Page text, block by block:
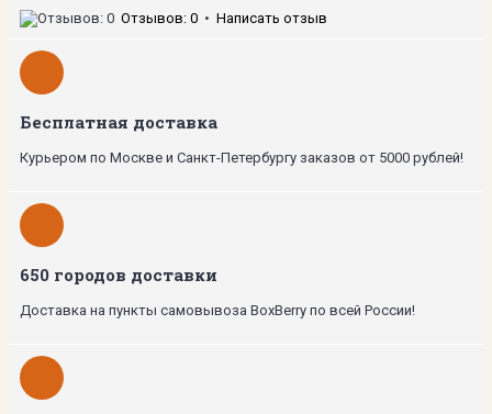
Отзывов: 0 • Написать отзыв
Бесплатная доставка
Курьером по Москве и Санкт-Петербургу заказов от 5000 рублей!
650 городов доставки
Доставка на пункты самовывоза BoxBerry по всей России!